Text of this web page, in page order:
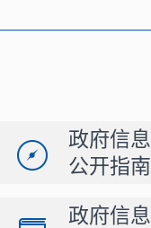
政府信息
公开指南
政府信息